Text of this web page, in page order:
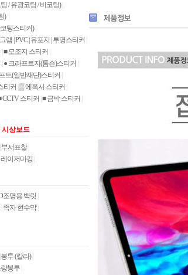
/ 유광코팅 / 비코팅)|
)
팅스티커)|
램 | PVC | 유포지 | 투명스티커
■ 모조지 스티커
● 크라프트지(톰슨)스티커
트(일반재단)스티커
티커 ▒ 에폭시 스티커
CCTV 스티커 ■ 금박 스티커
상보드
부서표찰|
레이저마킹
조명용 백릿
족자 현수막|
투 (칼라)|
봉투